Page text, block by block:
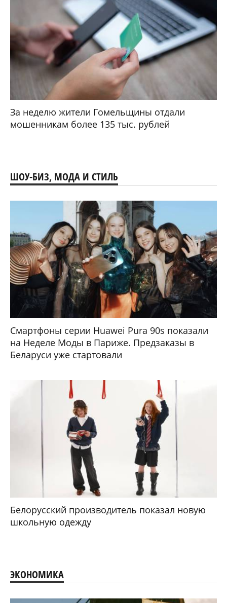
За неделю жители Гомельщины отдали
мошенникам более 135 тыс. рублей
ШОУ-БИЗ, МОДА И СТИЛЬ
Смартфоны серии Huawei Pura 90s показали
на Неделе Моды в Париже. Предзаказы в
Беларуси уже стартовали
Белорусский производитель показал новую
школьную одежду
ЭКОНОМИКА